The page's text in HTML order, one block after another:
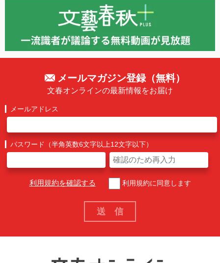
メールマガジン登録（無料）
文春オンラインの最新情報をお届け
メールアドレス
パスワード（半角英数6文字以上12文字以下）
利用規約を確認する 利用規約に同意します